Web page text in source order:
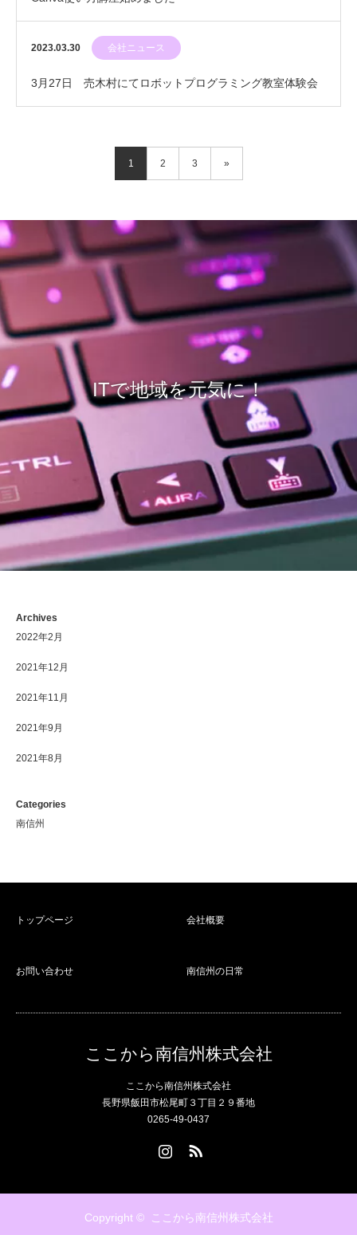
2023.03.30 会社ニュース
3月27日 売木村にてロボットプログラミング教室体験会
1 2 3 »
ITで地域を元気に！
Archives
2022年2月
2021年12月
2021年11月
2021年9月
2021年8月
Categories
南信州
トップページ 会社概要
お問い合わせ 南信州の日常
ここから南信州株式会社
ここから南信州株式会社
長野県飯田市松尾町３丁目２９番地
0265-49-0437
Copyright © ここから南信州株式会社